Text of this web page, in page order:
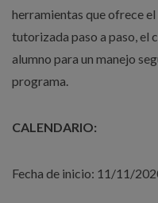
herramientas que ofrece
tutorizada paso a paso, el
alumno para un manejo
programa.
CALENDARIO:
Fecha de inicio: 11/11/